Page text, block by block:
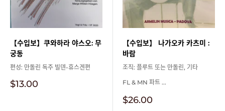
【수입보】쿠와하라 야스오: 무
궁동
편성: 만돌린 독주 빌덴-휴스겐편
판
$13.00
【수입보】 나가오카 카츠미 :
바람
조직: 플루트 또는 만돌린, 기타
FL & MN 파트 ...
판
$26.00